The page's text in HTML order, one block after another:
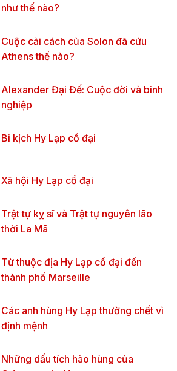
như thế nào?
Cuộc cải cách của Solon đã cứu
Athens thế nào?
Alexander Đại Đế: Cuộc đời và binh
nghiệp
Bi kịch Hy Lạp cổ đại
Xã hội Hy Lạp cổ đại
Trật tự kỵ sĩ và Trật tự nguyên lão
thời La Mã
Từ thuộc địa Hy Lạp cổ đại đến
thành phố Marseille
Các anh hùng Hy Lạp thường chết vì
định mệnh
Những dấu tích hào hùng của